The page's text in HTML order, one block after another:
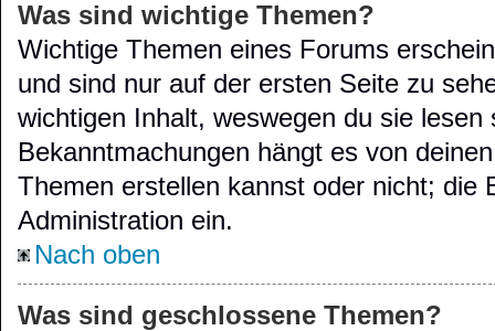
Was sind wichtige Themen?
Wichtige Themen eines Forums
und sind nur auf der ersten Seite zu
wichtigen Inhalt, weswegen du sie lesen
Bekanntmachungen hängt es von
Themen erstellen kannst oder nicht; die
Administration ein.
Nach oben
Was sind geschlossene Themen?